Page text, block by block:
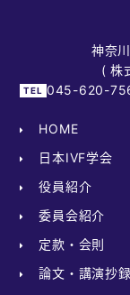
神奈
( 株
045-620-
HOME
日本IVF学会
役員紹介
委員会紹介
定款・会則
論文・講演抄録